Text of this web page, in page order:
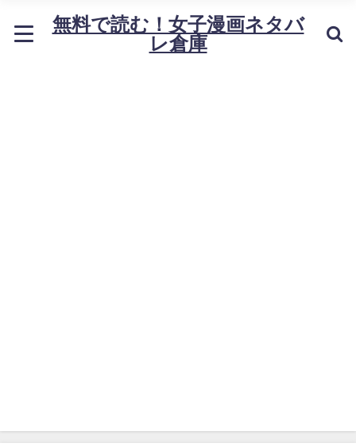
無料で読む！女子漫画ネタバ
レ倉庫